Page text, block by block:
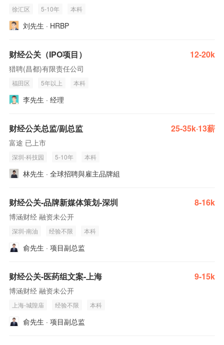
徐汇区 5-10年 本科
刘先生 · HRBP
财经公关（IPO项目） 12-20k
猎聘(昌都)有限责任公司
福田区 5年以上 本科
李先生 · 经理
财经公关总监/副总监 25-35k·13薪
富途 已上市
深圳-科技园 5-10年 本科
林先生 · 全球招聘與雇主品牌組
财经公关-品牌新媒体策划-深圳 8-16k
博涵财经 融资未公开
深圳-南油 经验不限 本科
俞先生 · 项目副总监
财经公关-医药组文案-上海 9-15k
博涵财经 融资未公开
上海-城隍庙 经验不限 本科
俞先生 · 项目副总监